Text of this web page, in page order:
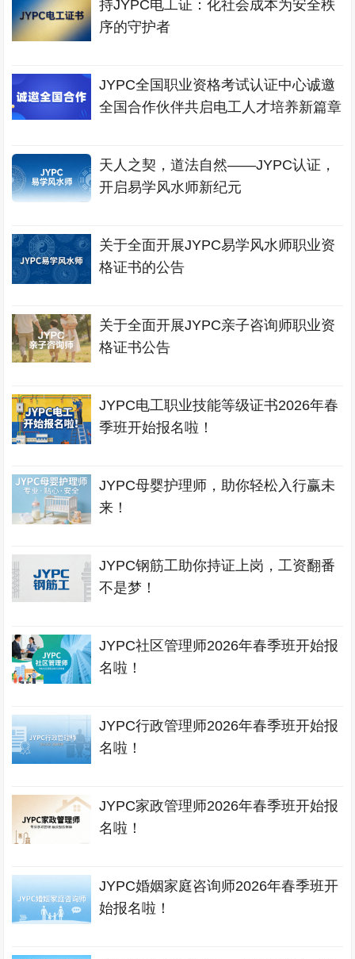
持JYPC电工证：化社会成本为安全秩
序的守护者
JYPC全国职业资格考试认证中心诚邀
全国合作伙伴共启电工人才培养新篇章
天人之契，道法自然——JYPC认证，
开启易学风水师新纪元
关于全面开展JYPC易学风水师职业资
格证书的公告
关于全面开展JYPC亲子咨询师职业资
格证书公告
JYPC电工职业技能等级证书2026年春
季班开始报名啦！
JYPC母婴护理师，助你轻松入行赢未
来！
JYPC钢筋工助你持证上岗，工资翻番
不是梦！
JYPC社区管理师2026年春季班开始报
名啦！
JYPC行政管理师2026年春季班开始报
名啦！
JYPC家政管理师2026年春季班开始报
名啦！
JYPC婚姻家庭咨询师2026年春季班开
始报名啦！